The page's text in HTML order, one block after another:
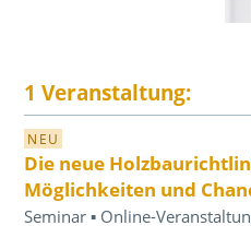
1 Veranstaltung:
NEU
Die neue
Möglichkeiten und
Seminar ▪ Online-